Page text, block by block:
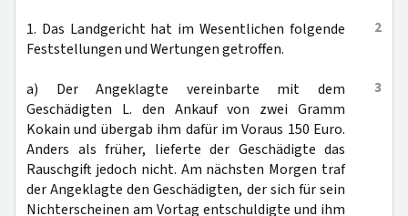
2
1. Das Landgericht hat im Wesentlichen folgende
Feststellungen und Wertungen getroffen.
3
a) Der Angeklagte vereinbarte mit dem
Geschädigten L. den Ankauf von zwei Gramm
Kokain und übergab ihm dafür im Voraus 150 Euro.
Anders als früher, lieferte der Geschädigte das
Rauschgift jedoch nicht. Am nächsten Morgen traf
der Angeklagte den Geschädigten, der sich für sein
Nichterscheinen am Vortag entschuldigte und ihm